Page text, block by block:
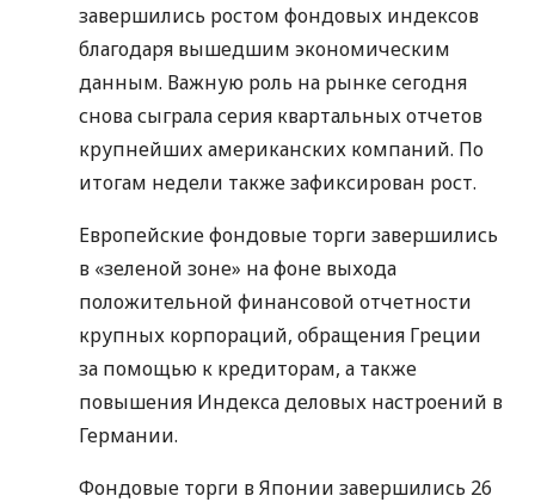
завершились ростом фондовых индексов
благодаря вышедшим экономическим
данным. Важную роль на рынке сегодня
снова сыграла серия квартальных отчетов
крупнейших американских компаний. По
итогам недели также зафиксирован рост.
Европейские фондовые торги завершились
в «зеленой зоне» на фоне выхода
положительной финансовой отчетности
крупных корпораций, обращения Греции
за помощью к кредиторам, а также
повышения Индекса деловых настроений в
Германии.
Фондовые торги в Японии завершились 26